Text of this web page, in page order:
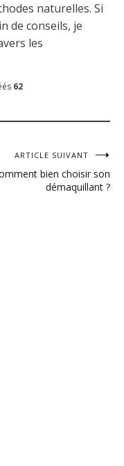
naturelles. Si
de conseils, je
les
62
ARTICLE SUIVANT
bien choisir son
démaquillant ?